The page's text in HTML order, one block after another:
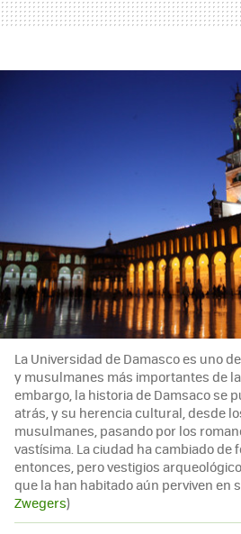
La Universidad de Damasco es uno
y musulmanes más importantes de
embargo, la historia de Damsaco se
atrás, y su herencia cultural, desde
musulmanes, pasando por los
vastísima. La ciudad ha cambiado de
entonces, pero vestigios
que la han habitado aún perviven en
Zwegers)